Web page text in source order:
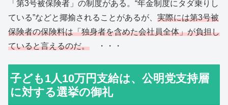
「第3号被保険者」の制度がある。“年金制度にタダ乗りし
ている”などと揶揄されることがあるが、 実際には第3号被
保険者の保険料は「独身者を含めた会社員全体」が負担し
ていると言えるのだ。 ・・・
子ども1人10万円支給は、公明党支持層
に対する選挙の御礼